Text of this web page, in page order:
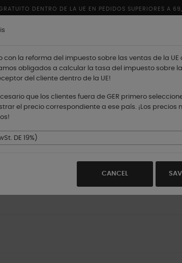
con la reforma del impuesto sobre las ventas de la UE
obligados a calcular la tasa del impuesto sobre
del cliente dentro de la UE!
que los clientes fuera de GER primero
el precio correspondiente a ese país. ¡Los precios
DE 19%)
CANCEL
DENTRO DE LA UE EN PEDIDOS SUPERIORES A